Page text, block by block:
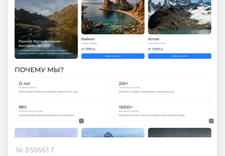
№ 8506617